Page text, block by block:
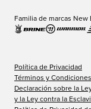
Familia de marcas New
Política de Privacidad
Términos y
Declaración sobre la
y la Ley contra la